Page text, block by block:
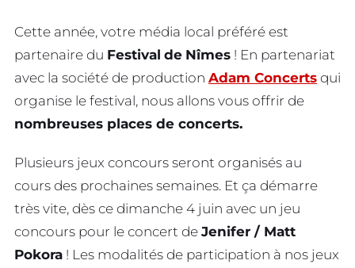
Cette année, votre média local préféré est
partenaire du Festival de Nîmes ! En partenariat
avec la société de production Adam Concerts qui
organise le festival, nous allons vous offrir de
nombreuses places de concerts.
Plusieurs jeux concours seront organisés au
cours des prochaines semaines. Et ça démarre
très vite, dès ce dimanche 4 juin avec un jeu
concours pour le concert de Jenifer / Matt
Pokora ! Les modalités de participation à nos jeux